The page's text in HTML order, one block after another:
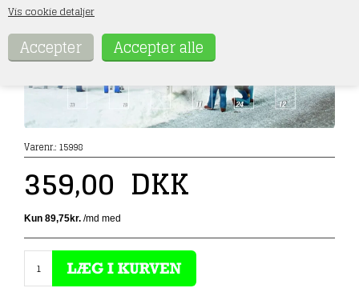
Vis cookie detaljer
Varenr.: 15998
359,00 DKK